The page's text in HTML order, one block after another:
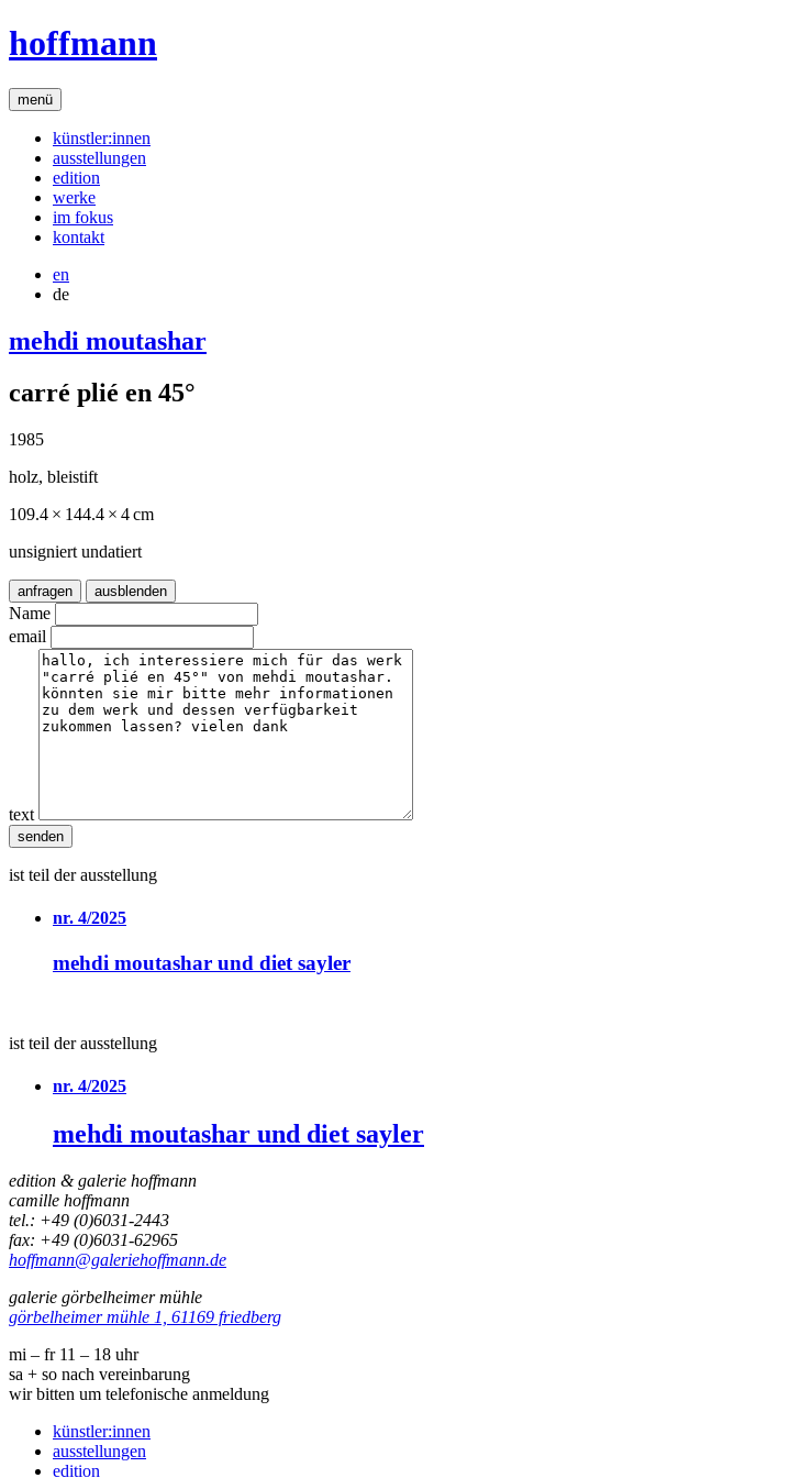
hoffmann
menü
künstler:innen
ausstellungen
edition
werke
im fokus
kontakt
en
de
mehdi moutashar
carré plié en 45°
1985
holz, bleistift
109.4 × 144.4 × 4 cm
unsigniert undatiert
anfragen ausblenden
Name
email
text
ist teil der ausstellung
nr. 4/2025
mehdi moutashar und diet sayler
ist teil der ausstellung
nr. 4/2025
mehdi moutashar und diet sayler
edition & galerie hoffmann
camille hoffmann
tel.: +49 (0)6031-2443
fax: +49 (0)6031-62965
hoffmann@galeriehoffmann.de
galerie görbelheimer mühle
görbelheimer mühle 1, 61169 friedberg
mi – fr 11 – 18 uhr
sa + so nach vereinbarung
wir bitten um telefonische anmeldung
künstler:innen
ausstellungen
edition